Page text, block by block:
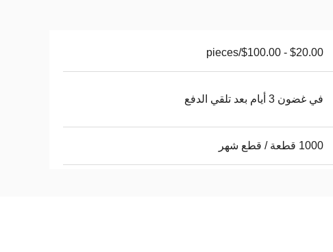
$20.00 - $100.00/pieces
في غضون 3 أيام بعد تلقي الدفع
1000 قطعة / قطع شهر